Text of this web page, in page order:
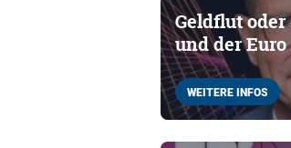
Geldflut oder
und der Euro
WEITERE INFOS